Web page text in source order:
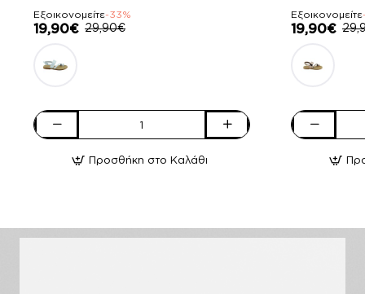
Εξοικονομείτε-33%
19,90€ 29,90€
Scarpy
Πέδιλα
Προσθήκη στο Καλάθι
Εξοικονομείτε
19,90€
Scarpy
Πέδιλα